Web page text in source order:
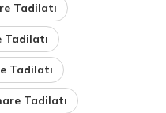
Tadilatı
Tadilatı
Tadilatı
Tadilatı